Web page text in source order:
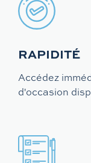
RAPIDITÉ
Accédez
d'occasion